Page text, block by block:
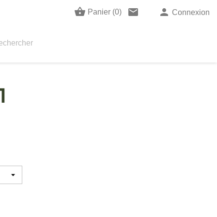
shopping_basket Panier (0) email person Connexion